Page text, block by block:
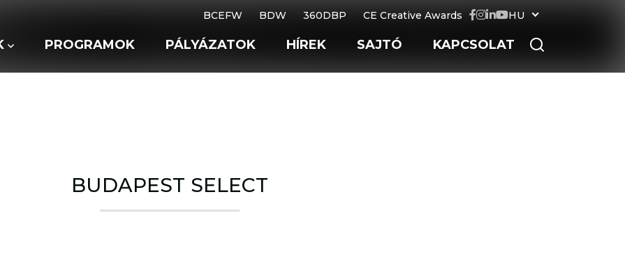
BCEFW BDW 360DBP CE Creative Awards HU
PROGRAMOK PÁLYÁZATOK HÍREK SAJTÓ KAPCSOLAT
BUDAPEST SELECT